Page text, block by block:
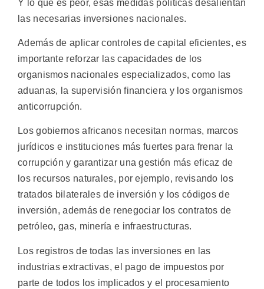
Y lo que es peor, esas medidas políticas desalientan
las necesarias inversiones nacionales.
Además de aplicar controles de capital eficientes, es
importante reforzar las capacidades de los
organismos nacionales especializados, como las
aduanas, la supervisión financiera y los organismos
anticorrupción.
Los gobiernos africanos necesitan normas, marcos
jurídicos e instituciones más fuertes para frenar la
corrupción y garantizar una gestión más eficaz de
los recursos naturales, por ejemplo, revisando los
tratados bilaterales de inversión y los códigos de
inversión, además de renegociar los contratos de
petróleo, gas, minería e infraestructuras.
Los registros de todas las inversiones en las
industrias extractivas, el pago de impuestos por
parte de todos los implicados y el procesamiento